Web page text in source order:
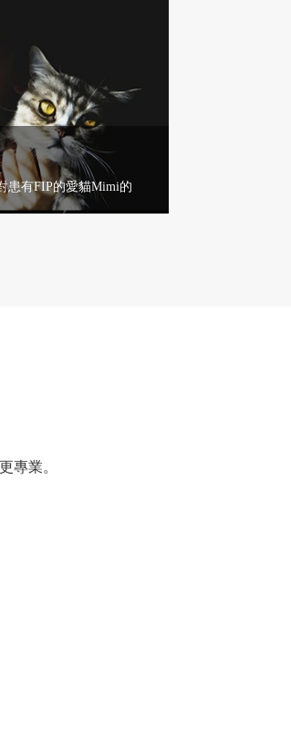
患有FIP的愛貓Mimi的
全、有效的寵物藥品。
專業。